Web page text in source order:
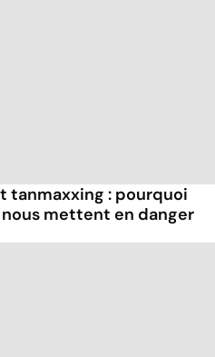
tanmaxxing : pourquoi
mettent en danger